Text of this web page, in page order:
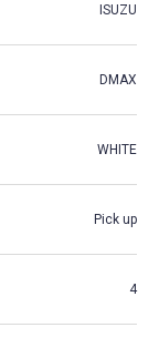
ISUZU
DMAX
WHITE
Pick up
4